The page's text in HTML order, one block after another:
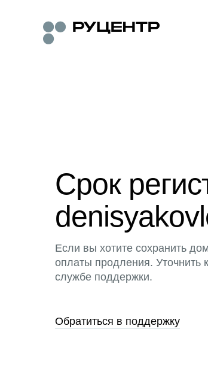
Срок
Если вы хотите сохранить
оплаты продления. Уточнить
службе поддержки.
Обратиться в поддержку